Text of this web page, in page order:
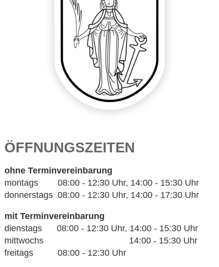
ÖFFNUNGSZEITEN
ohne Terminvereinbarung
montags 08:00 - 12:30 Uhr, 14:00 - 15:30 Uhr
donnerstags 08:00 - 12:30 Uhr, 14:00 - 17:30 Uhr
mit Terminvereinbarung
dienstags 08:00 - 12:30 Uhr, 14:00 - 15:30 Uhr
mittwochs 14:00 - 15:30 Uhr
freitags 08:00 - 12:30 Uhr